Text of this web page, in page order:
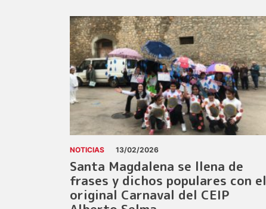
NOTICIAS 13/02/2026
Santa Magdalena se llena de
frases y dichos populares con el
original Carnaval del CEIP